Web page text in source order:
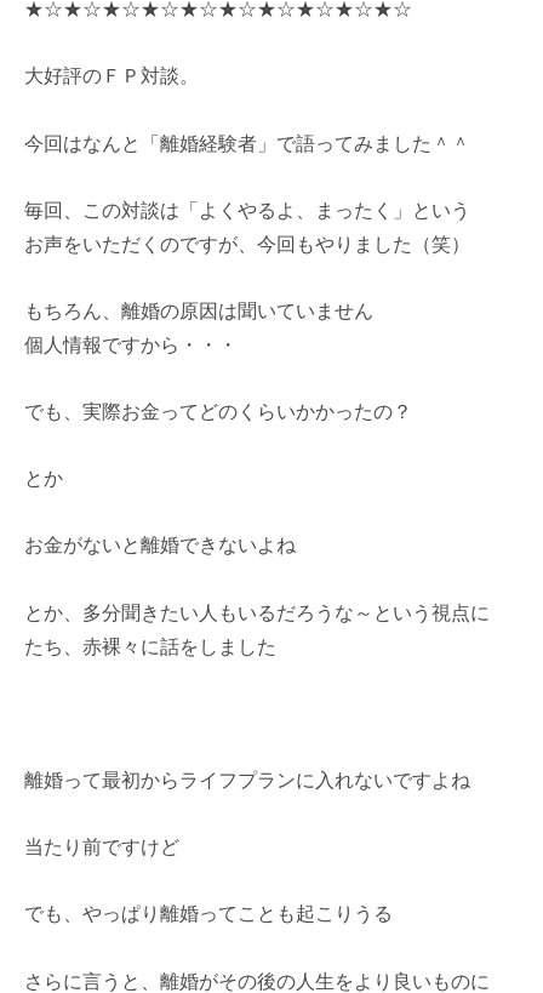
★☆★☆★☆★☆★☆★☆★☆★☆★☆★☆
大好評のＦＰ対談。
今回はなんと「離婚経験者」で語ってみました＾＾
毎回、この対談は「よくやるよ、まったく」という
お声をいただくのですが、今回もやりました（笑）
もちろん、離婚の原因は聞いていません
個人情報ですから・・・
でも、実際お金ってどのくらいかかったの？
とか
お金がないと離婚できないよね
とか、多分聞きたい人もいるだろうな～という視点に
たち、赤裸々に話をしました
離婚って最初からライフプランに入れないですよね
当たり前ですけど
でも、やっぱり離婚ってことも起こりうる
さらに言うと、離婚がその後の人生をより良いものに